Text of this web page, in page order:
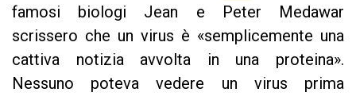
famosi biologi Jean e Peter Medawar
scrissero che un virus è «semplicemente una
cattiva notizia avvolta in una proteina».
Nessuno poteva vedere un virus prima